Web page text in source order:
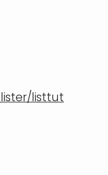
lister/listtut